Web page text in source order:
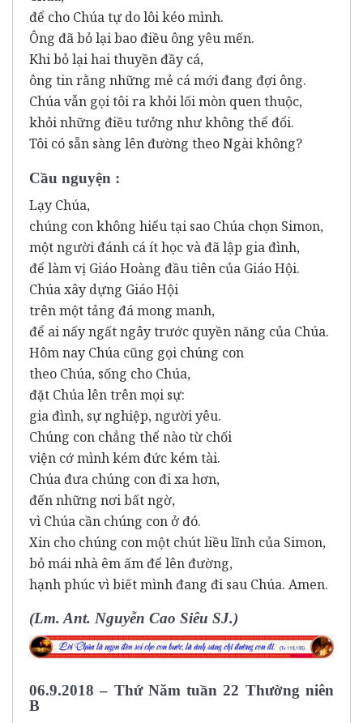
để cho Chúa tự do lôi kéo mình.
Ông đã bỏ lại bao điều ông yêu mến.
Khi bỏ lại hai thuyền đầy cá,
ông tin rằng những mẻ cá mới đang đợi ông.
Chúa vẫn gọi tôi ra khỏi lối mòn quen thuộc,
khỏi những điều tưởng như không thể đổi.
Tôi có sẵn sàng lên đường theo Ngài không?
Cầu nguyện :
Lạy Chúa,
chúng con không hiểu tại sao Chúa chọn Simon,
một người đánh cá ít học và đã lập gia đình,
để làm vị Giáo Hoàng đầu tiên của Giáo Hội.
Chúa xây dựng Giáo Hội
trên một tảng đá mong manh,
để ai nấy ngất ngây trước quyền năng của Chúa.
Hôm nay Chúa cũng gọi chúng con
theo Chúa, sống cho Chúa,
đặt Chúa lên trên mọi sự:
gia đình, sự nghiệp, người yêu.
Chúng con chẳng thể nào từ chối
viện cớ mình kém đức kém tài.
Chúa đưa chúng con đi xa hơn,
đến những nơi bất ngờ,
vì Chúa cần chúng con ở đó.
Xin cho chúng con một chút liều lĩnh của Simon,
bỏ mái nhà êm ấm để lên đường,
hạnh phúc vì biết mình đang đi sau Chúa. Amen.
(Lm. Ant. Nguyễn Cao Siêu SJ.)
06.9.2018 – Thứ Năm tuần 22 Thường niên
B